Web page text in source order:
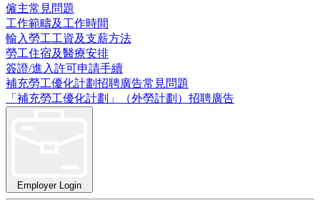
僱主常見問題
工作範疇及工作時間
輸入勞工工資及支薪方法
勞工住宿及醫療安排
簽證/進入許可申請手續
補充勞工優化計劃招聘廣告常見問題
「補充勞工優化計劃」（外勞計劃）招聘廣告
Employer Login